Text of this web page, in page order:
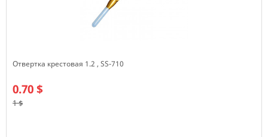
Отвертка крестовая 1.2 , SS-710
0.70 $
1 $